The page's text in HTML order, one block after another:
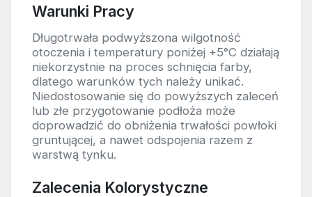
Warunki Pracy
Długotrwała podwyższona wilgotność
otoczenia i temperatury poniżej +5°C działają
niekorzystnie na proces schnięcia farby,
dlatego warunków tych należy unikać.
Niedostosowanie się do powyższych zaleceń
lub złe przygotowanie podłoża może
doprowadzić do obniżenia trwałości powłoki
gruntującej, a nawet odspojenia razem z
warstwą tynku.
Zalecenia Kolorystyczne